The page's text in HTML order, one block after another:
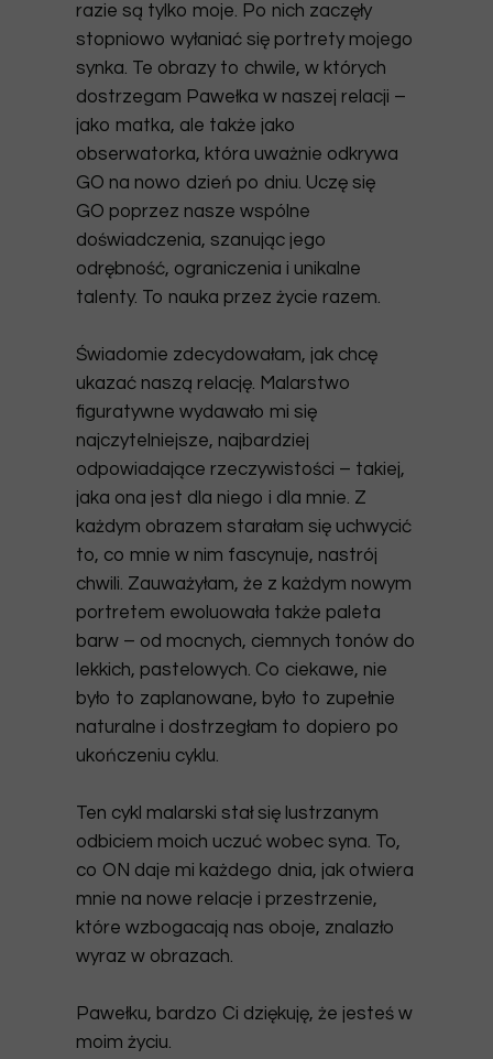
razie są tylko moje. Po nich zaczęły
stopniowo wyłaniać się portrety mojego
synka. Te obrazy to chwile, w których
dostrzegam Pawełka w naszej relacji –
jako matka, ale także jako
obserwatorka, która uważnie odkrywa
GO na nowo dzień po dniu. Uczę się
GO poprzez nasze wspólne
doświadczenia, szanując jego
odrębność, ograniczenia i unikalne
talenty. To nauka przez życie razem.
Świadomie zdecydowałam, jak chcę
ukazać naszą relację. Malarstwo
figuratywne wydawało mi się
najczytelniejsze, najbardziej
odpowiadające rzeczywistości – takiej,
jaka ona jest dla niego i dla mnie. Z
każdym obrazem starałam się uchwycić
to, co mnie w nim fascynuje, nastrój
chwili. Zauważyłam, że z każdym nowym
portretem ewoluowała także paleta
barw – od mocnych, ciemnych tonów do
lekkich, pastelowych. Co ciekawe, nie
było to zaplanowane, było to zupełnie
naturalne i dostrzegłam to dopiero po
ukończeniu cyklu.
Ten cykl malarski stał się lustrzanym
odbiciem moich uczuć wobec syna. To,
co ON daje mi każdego dnia, jak otwiera
mnie na nowe relacje i przestrzenie,
które wzbogacają nas oboje, znalazło
wyraz w obrazach.
Pawełku, bardzo Ci dziękuję, że jesteś w
moim życiu.